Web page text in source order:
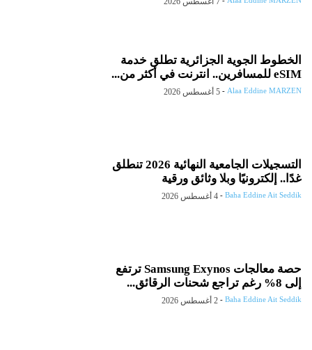
الخطوط الجوية الجزائرية تطلق خدمة
eSIM للمسافرين.. انترنت في أكثر من...
Alaa Eddine MARZEN
- 5 أغسطس 2026
التسجيلات الجامعية النهائية 2026 تنطلق
غدًا.. إلكترونيًا وبلا وثائق ورقية
Baha Eddine Ait Seddik
- 4 أغسطس 2026
حصة معالجات Samsung Exynos ترتفع
إلى 8% رغم تراجع شحنات الرقائق...
Baha Eddine Ait Seddik
- 2 أغسطس 2026